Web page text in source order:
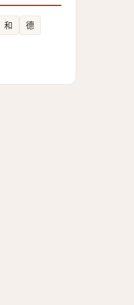
和
德